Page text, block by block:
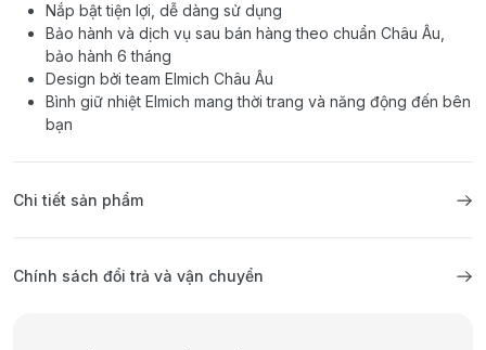
Nắp bật tiện lợi, dễ dàng sử dụng
Bảo hành và dịch vụ sau bán hàng theo chuẩn Châu Âu,
bảo hành 6 tháng
Design bởi team Elmich Châu Âu
Bình giữ nhiệt Elmich mang thời trang và năng động đến bên
bạn
Chi tiết sản phẩm
Chính sách đổi trả và vận chuyển